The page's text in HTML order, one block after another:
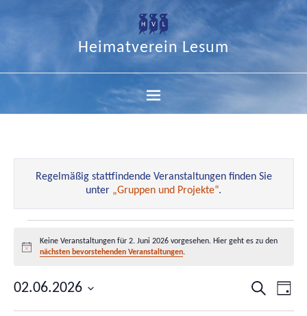
Heimatverein Lesum
Regelmäßig stattfindende Veranstaltungen finden Sie
unter „Gruppen und Projekte“.
Hinweis
Keine Veranstaltungen für 2. Juni 2026 vorgesehen. Hier geht es zu den
nächsten bevorstehenden Veranstaltungen.
Suche
Suche
Tag
02.06.2026